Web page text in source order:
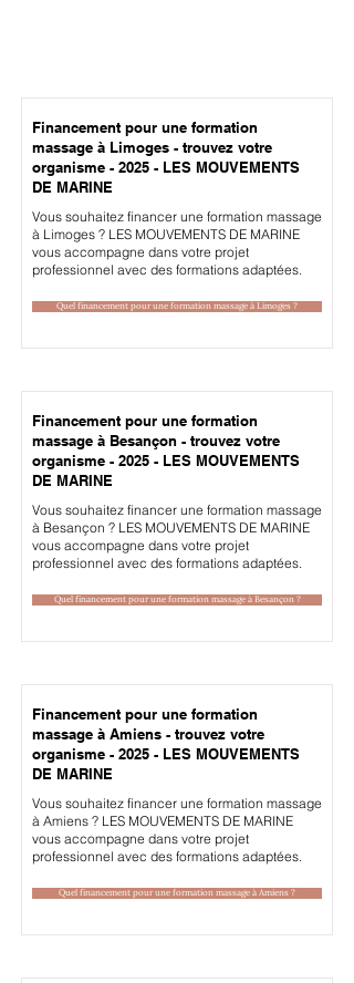
Financement pour une formation
massage à Limoges - trouvez votre
organisme - 2025 - LES MOUVEMENTS
DE MARINE
Vous souhaitez financer une formation massage
à Limoges ? LES MOUVEMENTS DE MARINE
vous accompagne dans votre projet
professionnel avec des formations adaptées.
Quel financement pour une formation massage à Limoges ?
Financement pour une formation
massage à Besançon - trouvez votre
organisme - 2025 - LES MOUVEMENTS
DE MARINE
Vous souhaitez financer une formation massage
à Besançon ? LES MOUVEMENTS DE MARINE
vous accompagne dans votre projet
professionnel avec des formations adaptées.
Quel financement pour une formation massage à Besançon ?
Financement pour une formation
massage à Amiens - trouvez votre
organisme - 2025 - LES MOUVEMENTS
DE MARINE
Vous souhaitez financer une formation massage
à Amiens ? LES MOUVEMENTS DE MARINE
vous accompagne dans votre projet
professionnel avec des formations adaptées.
Quel financement pour une formation massage à Amiens ?